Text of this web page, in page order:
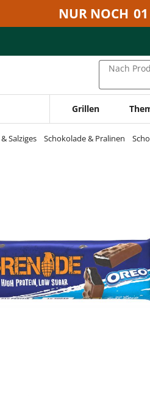
NUR NOCH
Nach
Grillen
Salziges Schokolade & Pralinen